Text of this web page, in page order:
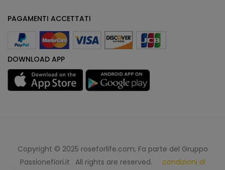
PAGAMENTI ACCETTATI
DOWNLOAD APP
Copyright © 2025 roseforlife.com, Fa parte del Gruppo
Passionefiori.it . All rights are reserved. condizioni di